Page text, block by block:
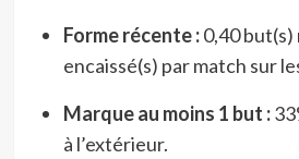
Forme récente :0,40 but(s)
encaissé(s) par match sur
Marque au moins 1 but :
à l’extérieur.